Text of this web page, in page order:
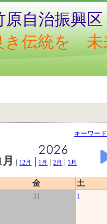
原自治振興区
伝統を 未
キーワー
| 12月 | 1月 |2月 |3月
金
土
31 1